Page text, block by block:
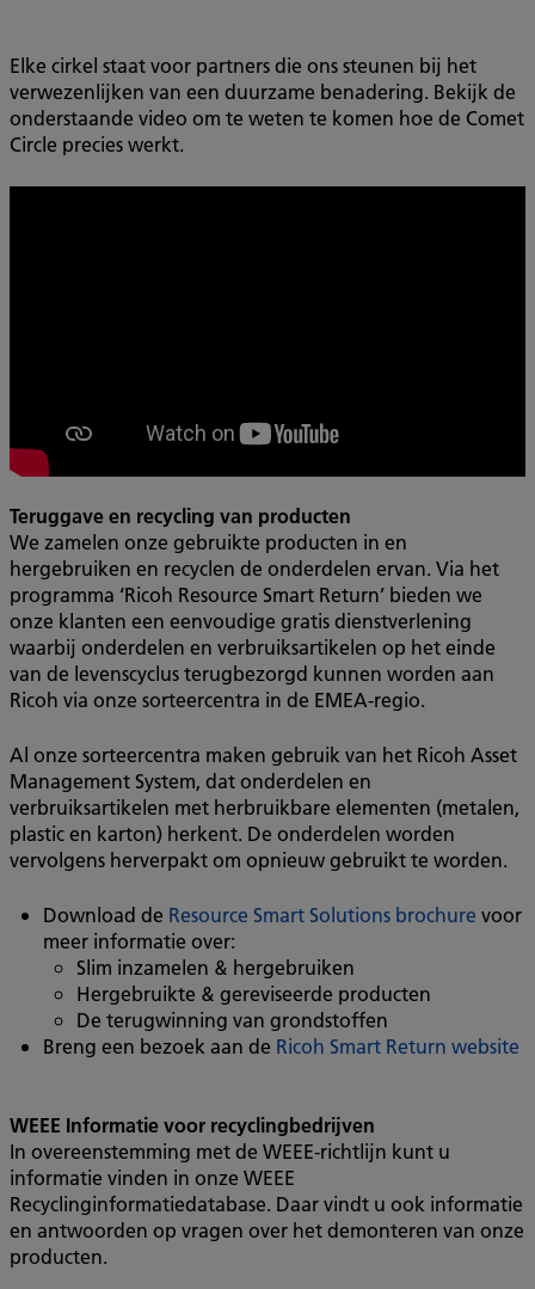
Elke cirkel staat voor partners die ons steunen bij het
verwezenlijken van een duurzame benadering. Bekijk de
onderstaande video om te weten te komen hoe de Comet
Circle precies werkt.
Teruggave en recycling van producten
We zamelen onze gebruikte producten in en
hergebruiken en recyclen de onderdelen ervan. Via het
programma ‘Ricoh Resource Smart Return’ bieden we
onze klanten een eenvoudige gratis dienstverlening
waarbij onderdelen en verbruiksartikelen op het einde
van de levenscyclus terugbezorgd kunnen worden aan
Ricoh via onze sorteercentra in de EMEA-regio.
Al onze sorteercentra maken gebruik van het Ricoh Asset
Management System, dat onderdelen en
verbruiksartikelen met herbruikbare elementen (metalen,
plastic en karton) herkent. De onderdelen worden
vervolgens herverpakt om opnieuw gebruikt te worden.
Download de Resource Smart Solutions brochure voor
meer informatie over:
Slim inzamelen & hergebruiken
Hergebruikte & gereviseerde producten
De terugwinning van grondstoffen
Breng een bezoek aan de Ricoh Smart Return website
WEEE Informatie voor recyclingbedrijven
In overeenstemming met de WEEE-richtlijn kunt u
informatie vinden in onze WEEE
Recyclinginformatiedatabase. Daar vindt u ook informatie
en antwoorden op vragen over het demonteren van onze
producten.